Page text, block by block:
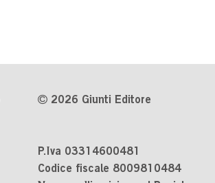
2026 Giunti Editore
P.Iva 03314600481
Codice fiscale 8009810484